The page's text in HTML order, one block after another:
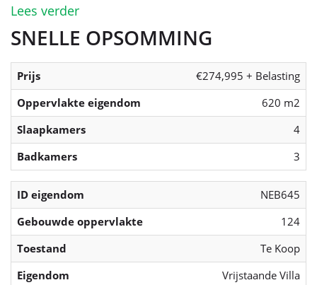
Lees verder
SNELLE OPSOMMING
Prijs
€274,995 + Belasting
Oppervlakte eigendom
620 m2
Slaapkamers
4
Badkamers
3
ID eigendom
NEB645
Gebouwde oppervlakte
124
Toestand
Te Koop
Eigendom
Vrijstaande Villa